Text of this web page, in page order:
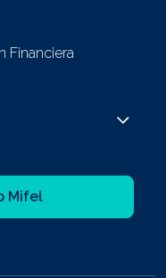
Financiera
Mifel